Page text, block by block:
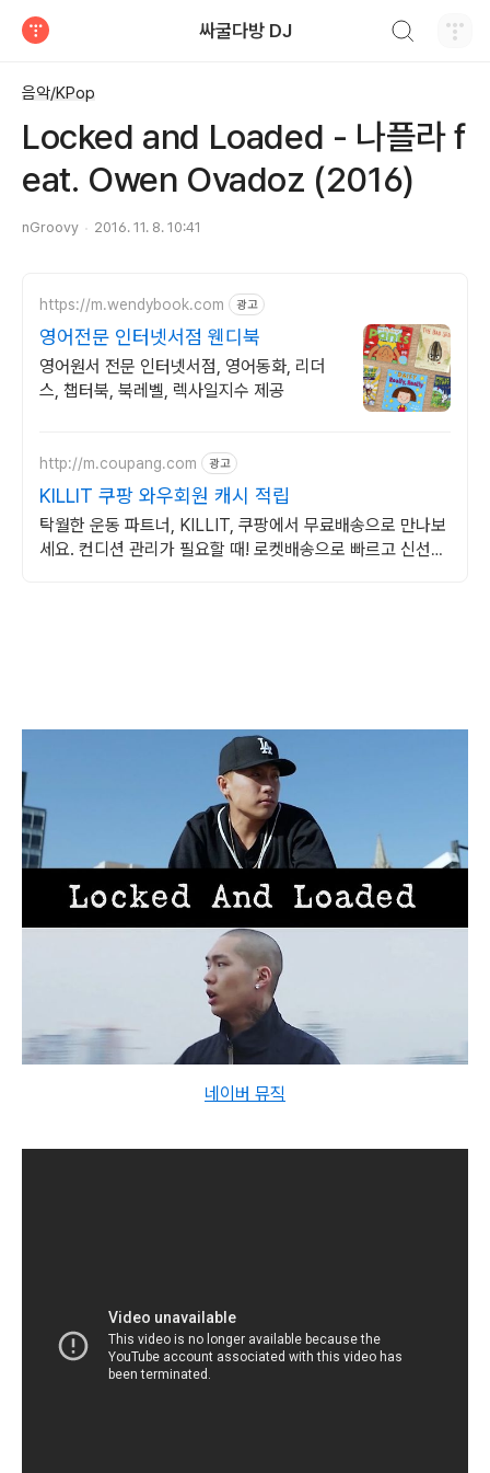
싸굴다방 DJ
음악/KPop
Locked and Loaded - 나플라 f
eat. Owen Ovadoz (2016)
nGroovy 2016. 11. 8. 10:41
https://m.wendybook.com 광고
영어전문 인터넷서점 웬디북
영어원서 전문 인터넷서점, 영어동화, 리더
스, 챕터북, 북레벨, 렉사일지수 제공
http://m.coupang.com 광고
KILLIT 쿠팡 와우회원 캐시 적립
탁월한 운동 파트너, KILLIT, 쿠팡에서 무료배송으로 만나보
세요. 컨디션 관리가 필요할 때! 로켓배송으로 빠르고 신선하
네이버 뮤직